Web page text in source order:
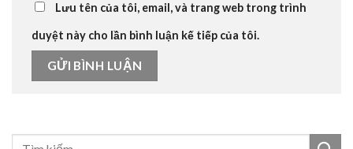
Lưu tên của tôi, email, và trang web trong trình
duyệt này cho lần bình luận kế tiếp của tôi.